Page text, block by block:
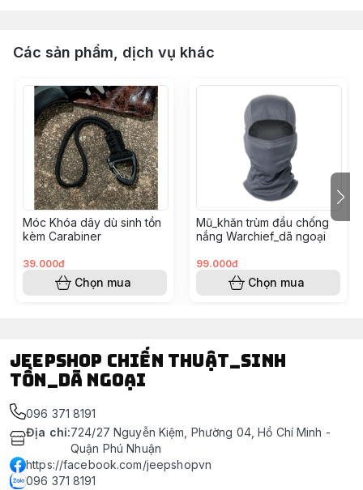
Các sản phẩm, dịch vụ khác
Móc Khóa dây dù sinh tồn
kèm Carabiner
39.000đ
Chọn mua
Mũ_khăn trùm đầu chống
nắng Warchief_dã ngoại
99.000đ
Chọn mua
Jeepshop chiến thuật_sinh
tồn_dã ngoại
096 371 8191
Địa chỉ:724/27 Nguyễn Kiệm, Phường 04, Hồ Chí Minh -
Quận Phú Nhuận
https://facebook.com/jeepshopvn
096 371 8191